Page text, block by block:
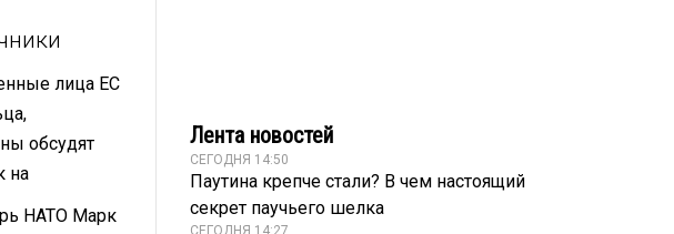
лица ЕС
обсудят
на
НАТО Марк
Лента новостей
СЕГОДНЯ 14:50
Паутина крепче стали? В чем настоящий
секрет паучьего шелка
СЕГОДНЯ 14:27